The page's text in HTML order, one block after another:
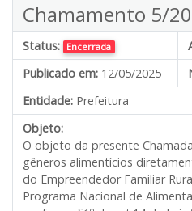
Chamamento 5/
Status: Encerrada
Publicado em: 12/05/2025
Entidade: Prefeitura
Objeto:
O objeto da presente
gêneros alimentícios
do Empreendedor Familiar
Programa Nacional de